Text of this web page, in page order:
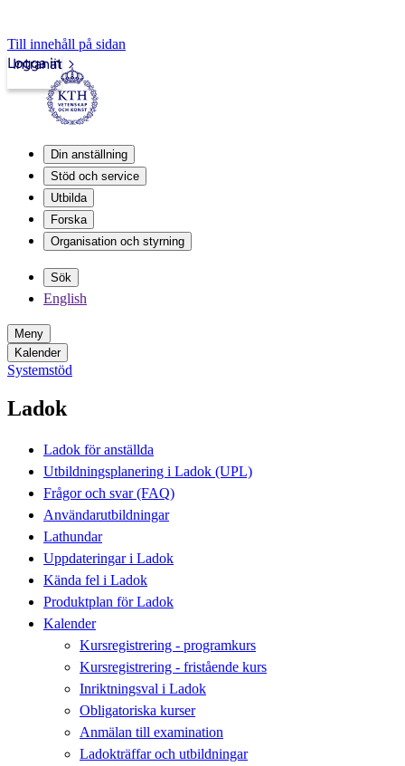
Till innehåll på sidan
Intranät
Logga in
Din anställning
Stöd och service
Utbilda
Forska
Organisation och styrning
Sök
English
Meny
Kalender
Systemstöd
Ladok
Ladok för anställda
Utbildningsplanering i Ladok (UPL)
Frågor och svar (FAQ)
Användarutbildningar
Lathundar
Uppdateringar i Ladok
Kända fel i Ladok
Produktplan för Ladok
Kalender
Kursregistrering - programkurs
Kursregistrering - fristående kurs
Inriktningsval i Ladok
Obligatoriska kurser
Anmälan till examination
Ladokträffar och utbildningar